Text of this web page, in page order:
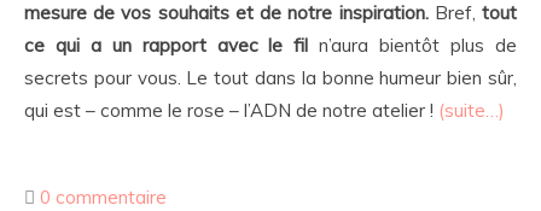
mesure de vos souhaits et de notre inspiration.Bref,tout
ce qui a un rapport avec le fil n’aura bientôt plus de
secrets pour vous. Le tout dans la bonne humeur bien sûr,
qui est – comme le rose – l’ADN de notre atelier ! (suite…)
0 commentaire